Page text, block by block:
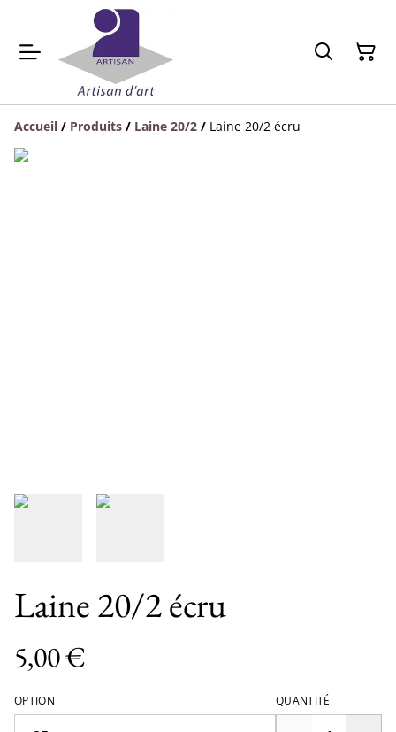
Accueil / Produits / Laine 20/2 / Laine 20/2 écru
Laine 20/2 écru
5,00 €
OPTION QUANTITÉ